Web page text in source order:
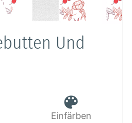
Und
Einfärben